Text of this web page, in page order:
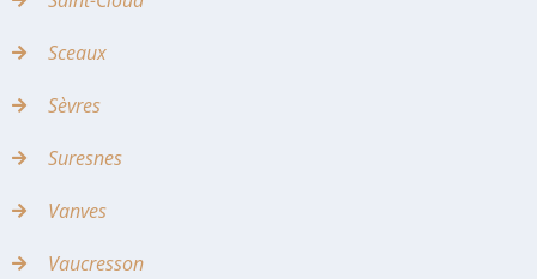
Sceaux
Sèvres
Suresnes
Vanves
Vaucresson